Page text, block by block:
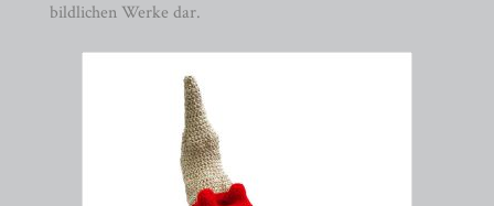
bildlichen Werke dar.